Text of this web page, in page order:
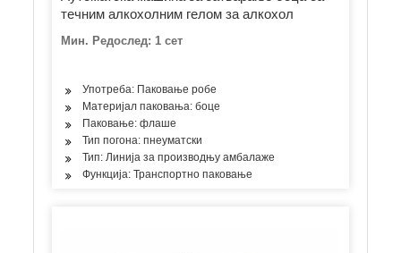
течним алкохолним гелом за алкохол
Мин. Редослед: 1 сет
Употреба: Паковање робе
Материјал паковања: боце
Паковање: флаше
Тип погона: пнеуматски
Тип: Линија за производњу амбалаже
Функција: Транспортно паковање